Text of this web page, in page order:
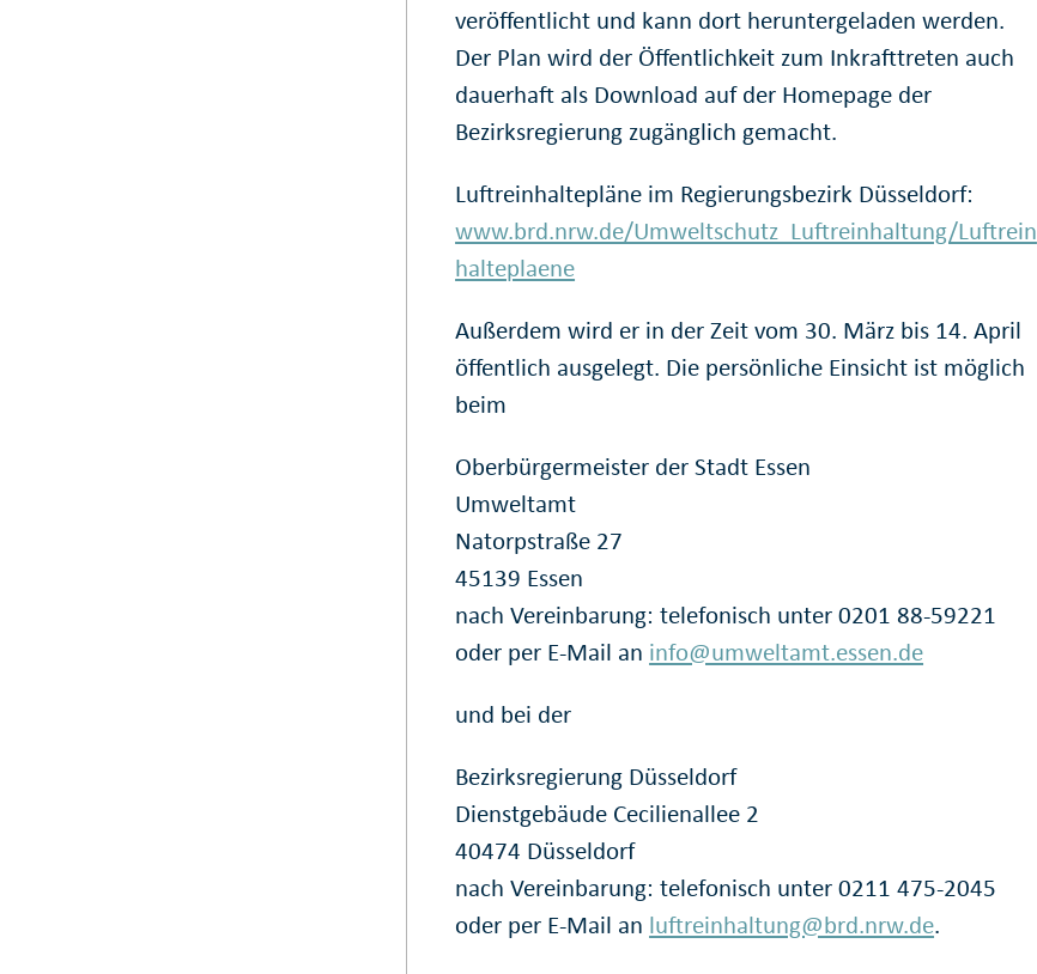
veröffentlicht und kann dort heruntergeladen werden.
Der Plan wird der Öffentlichkeit zum Inkrafttreten auch
dauerhaft als Download auf der Homepage der
Bezirksregierung zugänglich gemacht.
Luftreinhaltepläne im Regierungsbezirk Düsseldorf:
www.brd.nrw.de/Umweltschutz_Luftreinhaltung/Luftrein
halteplaene
Außerdem wird er in der Zeit vom 30. März bis 14. April
öffentlich ausgelegt. Die persönliche Einsicht ist möglich
beim
Oberbürgermeister der Stadt Essen
Umweltamt
Natorpstraße 27
45139 Essen
nach Vereinbarung: telefonisch unter 0201 88-59221
oder per E-Mail an info@umweltamt.essen.de
und bei der
Bezirksregierung Düsseldorf
Dienstgebäude Cecilienallee 2
40474 Düsseldorf
nach Vereinbarung: telefonisch unter 0211 475-2045
oder per E-Mail an luftreinhaltung@brd.nrw.de.